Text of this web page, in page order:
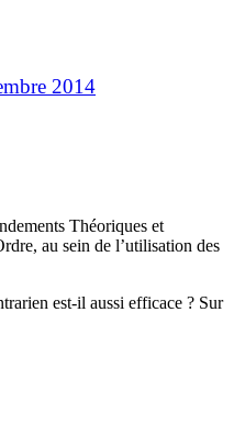
2014
Théoriques et
au sein de l’utilisation des
est-il aussi efficace ? Sur